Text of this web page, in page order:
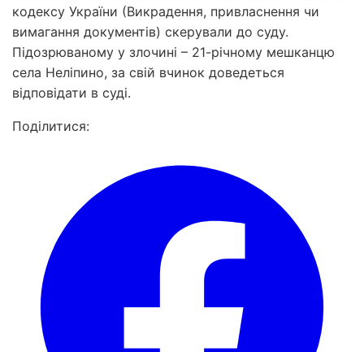
кодексу України (Викрадення, привласнення чи
вимагання документів) скерували до суду.
Підозрюваному у злочині – 21-річному мешканцю
села Неліпино, за свій вчинок доведеться
відповідати в суді.
Поділитися: